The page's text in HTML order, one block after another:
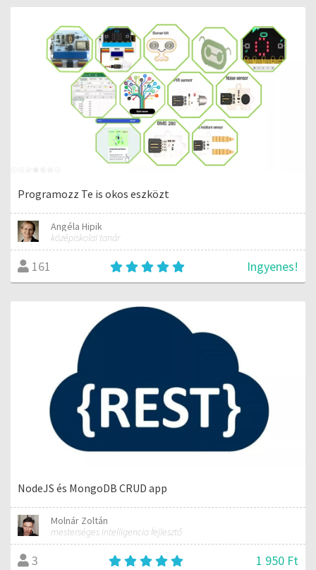
Programozz Te is okos eszközt
Angéla Hipik
középiskolai tanár
161 Ingyenes!
NodeJS és MongoDB CRUD app
Molnár Zoltán
mesterséges intelligencia fejlesztő
3 1 950 Ft